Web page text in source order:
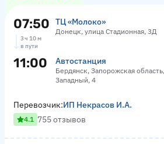
07:50 ТЦ «Молоко»
Донецк, улица Стадионная, 3Д
3 ч 10 м
в пути
11:00 Автостанция
Бердянск, Запорожская
Западный, 4
Перевозчик:ИП Некрасов И.А.
4.1 755 отзывов